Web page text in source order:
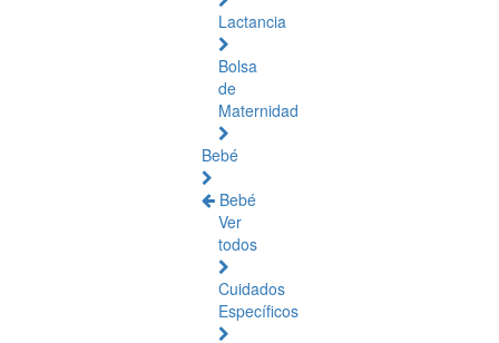
Lactancia
Bolsa
de
Maternidad
Bebé
Bebé
Ver
todos
Cuidados
Específicos